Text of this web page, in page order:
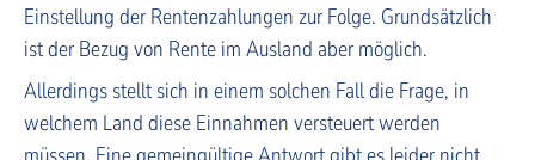
Einstellung der Rentenzahlungen zur Folge. Grundsätzlich
ist der Bezug von Rente im Ausland aber möglich.
Allerdings stellt sich in einem solchen Fall die Frage, in
welchem Land diese Einnahmen versteuert werden